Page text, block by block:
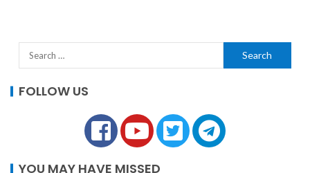
FOLLOW US
YOU MAY HAVE MISSED